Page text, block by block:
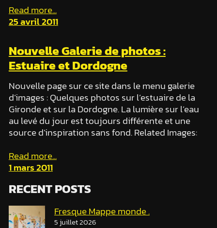
Read more...
25 avril 2011
Nouvelle Galerie de photos :
Estuaire et Dordogne
Nouvelle page sur ce site dans le menu galerie
d’images : Quelques photos sur l’estuaire de la
Gironde et sur la Dordogne. La lumière sur l’eau
au levé du jour est toujours différente et une
source d’inspiration sans fond. Related Images:
Read more...
1 mars 2011
RECENT POSTS
Fresque Mappe monde .
5 juillet 2026